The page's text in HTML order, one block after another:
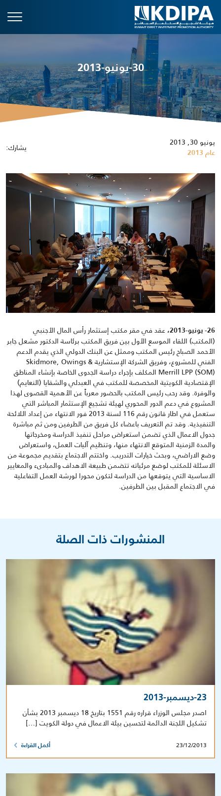
30-يونيو-2013
يونيو 30, 2013
عام 2013 يشارك:
26- يونيو-2013،
عقد في مقر مكتب إستثمار رأس المال الأجنبي
(المكتب) اللقاء الموسع الأول بين فريق المكتب برئاسة الدكتور مشعل جابر
الأحمد الصباح رئيس المكتب وممثل عن البنك الدولي الذي يقدم الدعم
الفني للمشروع، وفريق الشركة الإستشارية Skidmore, Owings &
Merrill LPP (SOM) المكلف بإجراء دراسة الجدوى الخاصة بإنشاء المناطق
الإقتصادية الكويتية المخصصة للمكتب في العبدلي والشقايا (النعايم)
والوفرة. وقد رحب رئيس المكتب بالحضور معرباً عن الأهمية القصوى لهذا
المشروع في دعم الدور المحوري لهيئة تشجيع الإستثمار المباشر التي
ستعمل في اطار قانون رقم 116 لسنة 2013 فور الانتهاء من إعداد اللائحة
التنفيذية. وقد تم التعريف باعضاء كل فريق من الطرفين ومن ثم مباشرة
جدول الاعمال الذي تضمن استعراض مراحل تنفيذ الدراسة ومخرجاتها
والمدة الزمنية المتوقع الانتهاء منها، وتنظيم آليات العمل، واستعراض
وضع الاراضي، وبحث خيارات التدريب. واختتم الاجتماع بتقديم مجموعة من
الاسئلة للمكتب لوضع مرئياته تتضمن طبيعة الاهداف والمبادىء والمعايير
الاساسية التي يتوقعها من الدراسة لتكون محورا لورشة العمل التفاعلية
في الاجتماع المقبل بين الطرفين.
المنشورات ذات الصلة
23-ديسمبر-2013
اصدر مجلس الوزراء قراره رقم 1551 بتاريخ 18 ديسمبر 2013 بشأن
تشكيل اللجنة الدائمة لتحسين بيئة الاعمال في دولة الكويت […]
23/12/2013 أكمل القراءة